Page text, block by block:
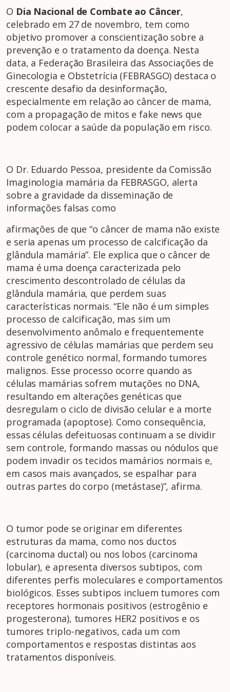
O Dia Nacional de Combate ao Câncer,
celebrado em 27 de novembro, tem como
objetivo promover a conscientização sobre a
prevenção e o tratamento da doença. Nesta
data, a Federação Brasileira das Associações de
Ginecologia e Obstetrícia (FEBRASGO) destaca o
crescente desafio da desinformação,
especialmente em relação ao câncer de mama,
com a propagação de mitos e fake news que
podem colocar a saúde da população em risco.
O Dr. Eduardo Pessoa, presidente da Comissão
Imaginologia mamária da FEBRASGO, alerta
sobre a gravidade da disseminação de
informações falsas como
afirmações de que “o câncer de mama não existe
e seria apenas um processo de calcificação da
glândula mamária”. Ele explica que o câncer de
mama é uma doença caracterizada pelo
crescimento descontrolado de células da
glândula mamária, que perdem suas
características normais. “Ele não é um simples
processo de calcificação, mas sim um
desenvolvimento anômalo e frequentemente
agressivo de células mamárias que perdem seu
controle genético normal, formando tumores
malignos. Esse processo ocorre quando as
células mamárias sofrem mutações no DNA,
resultando em alterações genéticas que
desregulam o ciclo de divisão celular e a morte
programada (apoptose). Como consequência,
essas células defeituosas continuam a se dividir
sem controle, formando massas ou nódulos que
podem invadir os tecidos mamários normais e,
em casos mais avançados, se espalhar para
outras partes do corpo (metástase)”, afirma.
O tumor pode se originar em diferentes
estruturas da mama, como nos ductos
(carcinoma ductal) ou nos lobos (carcinoma
lobular), e apresenta diversos subtipos, com
diferentes perfis moleculares e comportamentos
biológicos. Esses subtipos incluem tumores com
receptores hormonais positivos (estrogênio e
progesterona), tumores HER2 positivos e os
tumores triplo-negativos, cada um com
comportamentos e respostas distintas aos
tratamentos disponíveis.